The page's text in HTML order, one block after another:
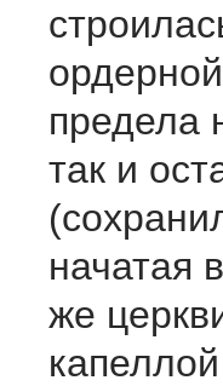
предела
так и
начатая
же